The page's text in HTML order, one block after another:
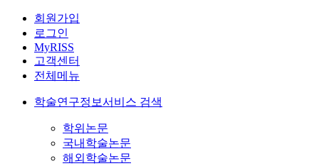
회원가입
로그인
MyRISS
고객센터
전체메뉴
학술연구정보서비스 검색
학위논문
국내학술논문
해외학술논문